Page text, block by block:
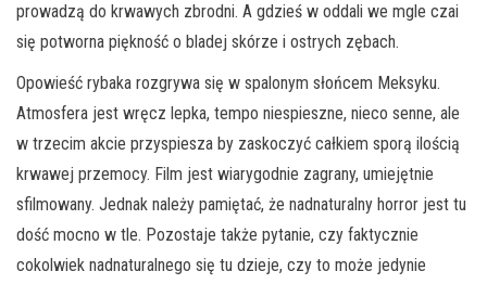
prowadzą do krwawych zbrodni. A gdzieś w oddali we mgle czai
się potworna piękność o bladej skórze i ostrych zębach.
Opowieść rybaka rozgrywa się w spalonym słońcem Meksyku.
Atmosfera jest wręcz lepka, tempo niespieszne, nieco senne, ale
w trzecim akcie przyspiesza by zaskoczyć całkiem sporą ilością
krwawej przemocy. Film jest wiarygodnie zagrany, umiejętnie
sfilmowany. Jednak należy pamiętać, że nadnaturalny horror jest tu
dość mocno w tle. Pozostaje także pytanie, czy faktycznie
cokolwiek nadnaturalnego się tu dzieje, czy to może jedynie